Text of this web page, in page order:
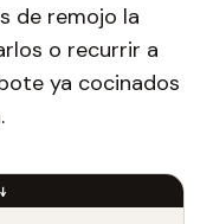
de remojo la
o recurrir a
ya cocinados